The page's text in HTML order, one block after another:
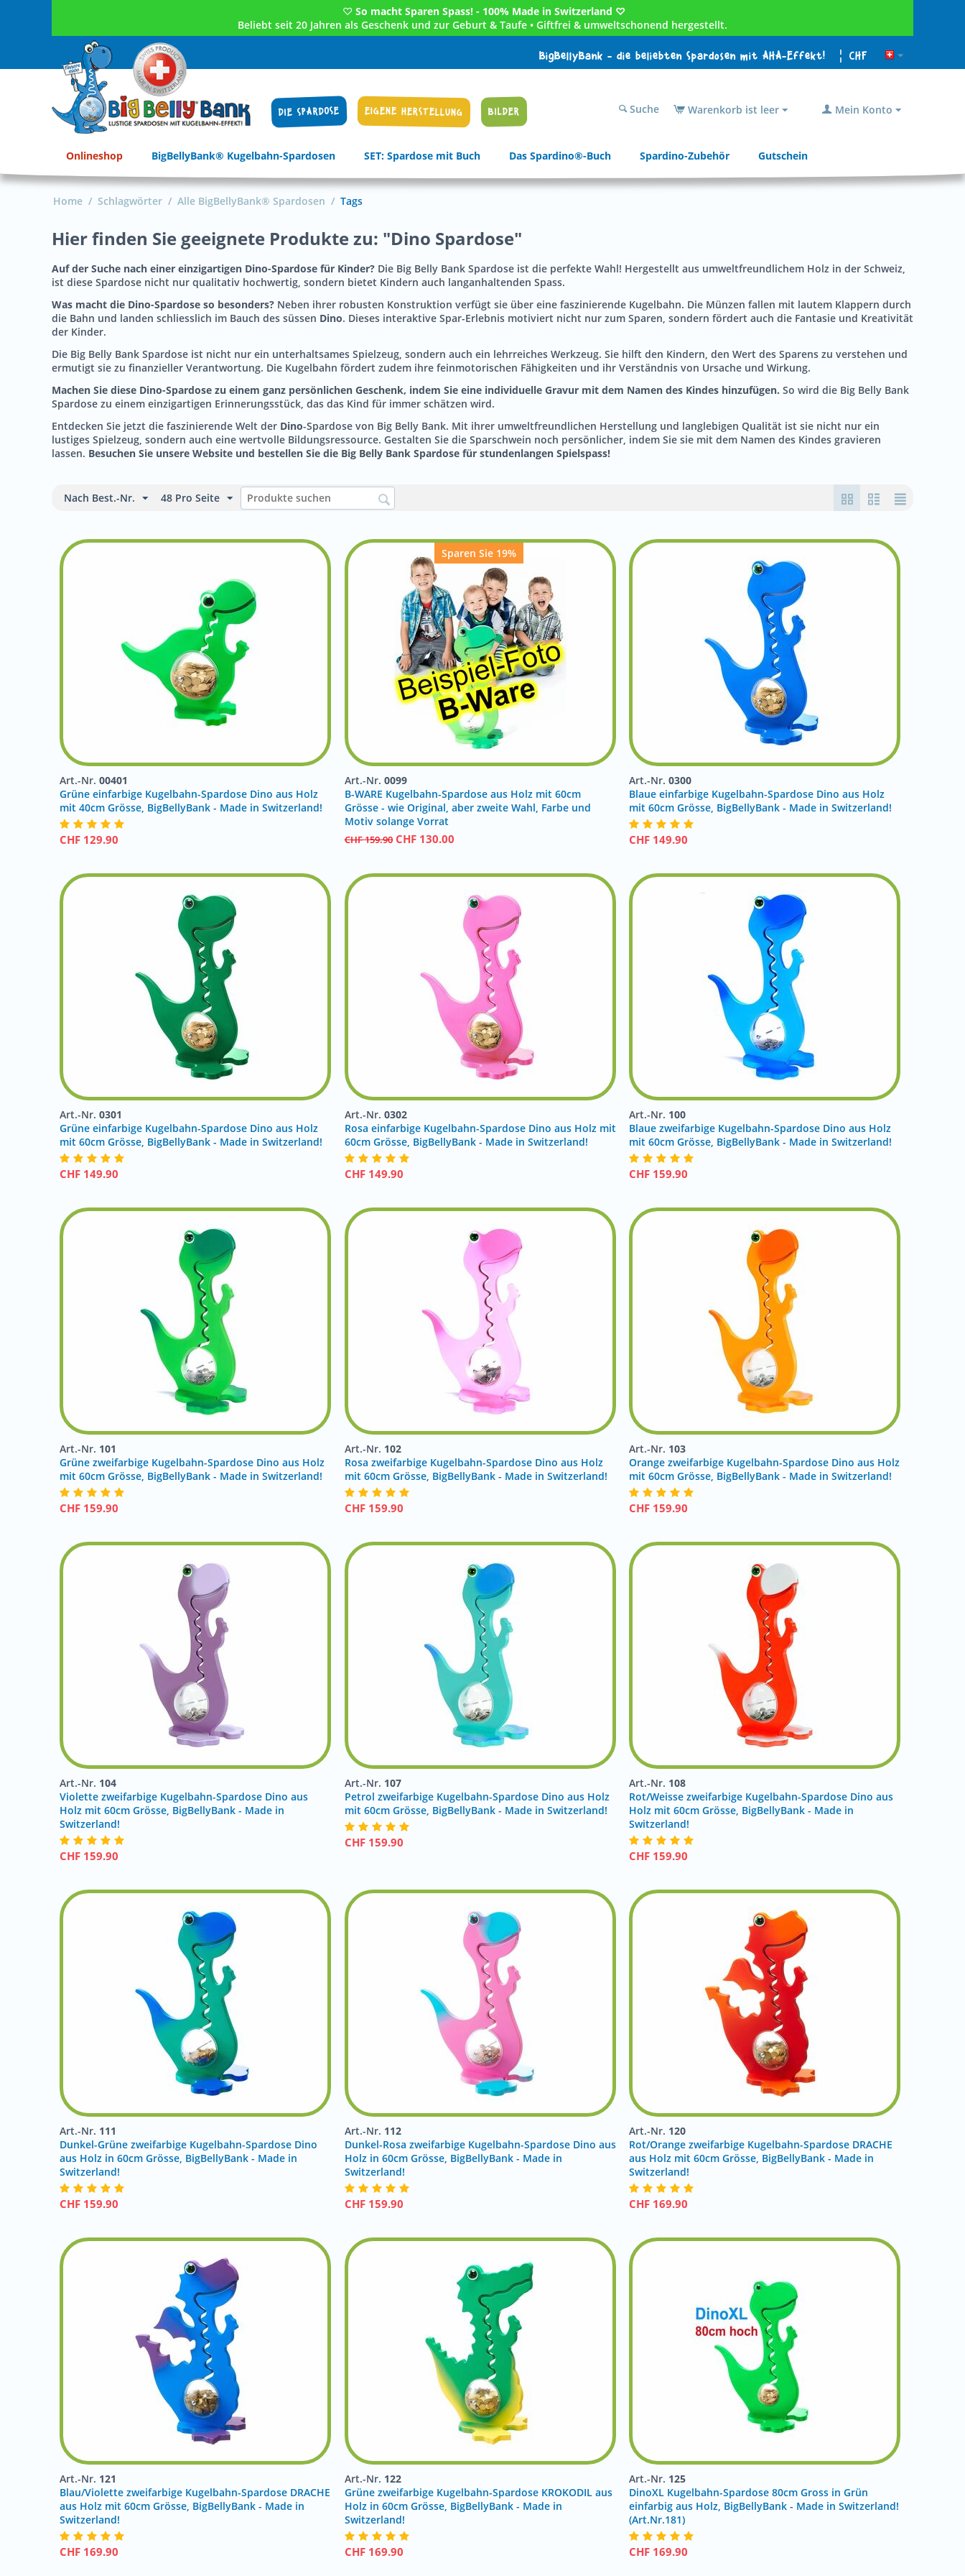
♡ So macht Sparen Spass! - 100% Made in Switzerland ♡
Beliebt seit 20 Jahren als Geschenk und zur Geburt & Taufe • Giftfrei & umweltschonend hergestellt.
BigBellyBank - die beliebten Spardosen mit AHA-Effekt! ¦ CHF
DIE SPARDOSE EIGENE HERSTELLUNG BILDER Mein Konto
Warenkorb ist leer
Suche
Onlineshop BigBellyBank® Kugelbahn-Spardosen SET: Spardose mit Buch Das Spardino®-Buch Spardino-Zubehör Gutschein
Home / Schlagwörter / Alle BigBellyBank® Spardosen / Tags
Hier finden Sie geeignete Produkte zu: "Dino Spardose"
Auf der Suche nach einer einzigartigen Dino-Spardose für Kinder? Die Big Belly Bank Spardose ist die perfekte Wahl! Hergestellt aus umweltfreundlichem Holz in der Schweiz,
ist diese Spardose nicht nur qualitativ hochwertig, sondern bietet Kindern auch langanhaltenden Spass.
Was macht die Dino-Spardose so besonders? Neben ihrer robusten Konstruktion verfügt sie über eine faszinierende Kugelbahn. Die Münzen fallen mit lautem Klappern durch
die Bahn und landen schliesslich im Bauch des süssen Dino. Dieses interaktive Spar-Erlebnis motiviert nicht nur zum Sparen, sondern fördert auch die Fantasie und Kreativität
der Kinder.
Die Big Belly Bank Spardose ist nicht nur ein unterhaltsames Spielzeug, sondern auch ein lehrreiches Werkzeug. Sie hilft den Kindern, den Wert des Sparens zu verstehen und
ermutigt sie zu finanzieller Verantwortung. Die Kugelbahn fördert zudem ihre feinmotorischen Fähigkeiten und ihr Verständnis von Ursache und Wirkung.
Machen Sie diese Dino-Spardose zu einem ganz persönlichen Geschenk, indem Sie eine individuelle Gravur mit dem Namen des Kindes hinzufügen. So wird die Big Belly Bank
Spardose zu einem einzigartigen Erinnerungsstück, das das Kind für immer schätzen wird.
Entdecken Sie jetzt die faszinierende Welt der Dino-Spardose von Big Belly Bank. Mit ihrer umweltfreundlichen Herstellung und langlebigen Qualität ist sie nicht nur ein
lustiges Spielzeug, sondern auch eine wertvolle Bildungsressource. Gestalten Sie die Sparschwein noch persönlicher, indem Sie sie mit dem Namen des Kindes gravieren
lassen. Besuchen Sie unsere Website und bestellen Sie die Big Belly Bank Spardose für stundenlangen Spielspass!
Nach Best.-Nr. 48 Pro Seite
Art.-Nr. 00401
Grüne einfarbige Kugelbahn-Spardose Dino aus Holz
mit 40cm Grösse, BigBellyBank - Made in Switzerland!
CHF 129.90
Sparen Sie 19%
Art.-Nr. 0099
B-WARE Kugelbahn-Spardose aus Holz mit 60cm
Grösse - wie Original, aber zweite Wahl, Farbe und
Motiv solange Vorrat
CHF159.90 CHF 130.00
Art.-Nr. 0300
Blaue einfarbige Kugelbahn-Spardose Dino aus Holz
mit 60cm Grösse, BigBellyBank - Made in Switzerland!
CHF 149.90
Art.-Nr. 0301
Grüne einfarbige Kugelbahn-Spardose Dino aus Holz
mit 60cm Grösse, BigBellyBank - Made in Switzerland!
CHF 149.90
Art.-Nr. 0302
Rosa einfarbige Kugelbahn-Spardose Dino aus Holz mit
60cm Grösse, BigBellyBank - Made in Switzerland!
CHF 149.90
Art.-Nr. 100
Blaue zweifarbige Kugelbahn-Spardose Dino aus Holz
mit 60cm Grösse, BigBellyBank - Made in Switzerland!
CHF 159.90
Art.-Nr. 101
Grüne zweifarbige Kugelbahn-Spardose Dino aus Holz
mit 60cm Grösse, BigBellyBank - Made in Switzerland!
CHF 159.90
Art.-Nr. 102
Rosa zweifarbige Kugelbahn-Spardose Dino aus Holz
mit 60cm Grösse, BigBellyBank - Made in Switzerland!
CHF 159.90
Art.-Nr. 103
Orange zweifarbige Kugelbahn-Spardose Dino aus Holz
mit 60cm Grösse, BigBellyBank - Made in Switzerland!
CHF 159.90
Art.-Nr. 104
Violette zweifarbige Kugelbahn-Spardose Dino aus
Holz mit 60cm Grösse, BigBellyBank - Made in
Switzerland!
CHF 159.90
Art.-Nr. 107
Petrol zweifarbige Kugelbahn-Spardose Dino aus Holz
mit 60cm Grösse, BigBellyBank - Made in Switzerland!
CHF 159.90
Art.-Nr. 108
Rot/Weisse zweifarbige Kugelbahn-Spardose Dino aus
Holz mit 60cm Grösse, BigBellyBank - Made in
Switzerland!
CHF 159.90
Art.-Nr. 111
Dunkel-Grüne zweifarbige Kugelbahn-Spardose Dino
aus Holz in 60cm Grösse, BigBellyBank - Made in
Switzerland!
CHF 159.90
Art.-Nr. 112
Dunkel-Rosa zweifarbige Kugelbahn-Spardose Dino aus
Holz in 60cm Grösse, BigBellyBank - Made in
Switzerland!
CHF 159.90
Art.-Nr. 120
Rot/Orange zweifarbige Kugelbahn-Spardose DRACHE
aus Holz mit 60cm Grösse, BigBellyBank - Made in
Switzerland!
CHF 169.90
Art.-Nr. 121
Blau/Violette zweifarbige Kugelbahn-Spardose DRACHE
aus Holz mit 60cm Grösse, BigBellyBank - Made in
Switzerland!
CHF 169.90
Art.-Nr. 122
Grüne zweifarbige Kugelbahn-Spardose KROKODIL aus
Holz in 60cm Grösse, BigBellyBank - Made in
Switzerland!
CHF 169.90
Art.-Nr. 125
DinoXL Kugelbahn-Spardose 80cm Gross in Grün
einfarbig aus Holz, BigBellyBank - Made in Switzerland!
(Art.Nr.181)
CHF 169.90